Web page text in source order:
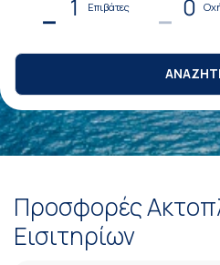
1 Επιβάτες 0
Προσφορές
Εισιτηρίων